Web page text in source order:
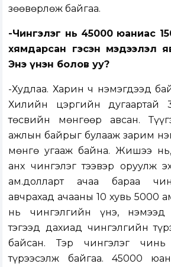
зөөвөрлөж байгаа.
-Чингэлэг нь 45000 юаниас
хямдарсан гэсэн мэдээлэл
Энэ үнэн болов уу?
-Худлаа. Харин ч нэмэгдээд
Хилийн цэргийн
төсвийн мөнгөөр авсан.
ажлын байрыг булааж зарим
мөнгө угааж байна. Жишээ
анх чингэлэг тээвэр оруулж
ам.долларт ачаа бараа
авчрахад ачааны 10 хувь 5000
нь чингэлгийн үнэ, нэмээд
тэгээд дахиад чингэлгийн
байсан. Тэр чингэлэг
түрээсэлж байгаа. 45000